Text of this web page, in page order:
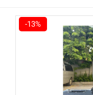
-13%